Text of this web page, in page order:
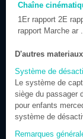
Chaîne
1Er rapport 2E
rapport Marche ar
D'autres
Système de
Le système de
siège du passager
pour enfants
système de
Remarques